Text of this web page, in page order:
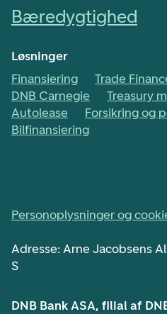
Bæredygtighed
Løsninger
Finansiering
Trade
DNB Carnegie
Treasury
Autolease
Forsikring og
Bilfinansiering
Personoplysninger og
Adresse: Arne Jacobsens
S
DNB Bank ASA, filial af